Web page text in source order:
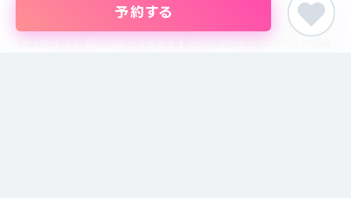
予約する
婚活パーティー・恋活イベント・街コン・趣味コンまでイベントを探すな
らイベント情報のポータルサイト「ピア街コン」にお任せください。東京
をはじめ名古屋・大阪・福岡など主要都市を中心に全国のイベント情報